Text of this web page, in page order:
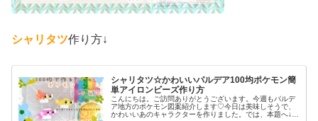
シャリタツ作り方↓
シャリタツ☆かわいいパルデア100均ポケモン簡
単アイロンビーズ作り方
こんにちは。ご訪問ありがとうございます。今週もパルデ
ア地方のポケモン図案紹介します♡今日は美味しそうで、
かわいいあのキャラクターを作りました。では、本題へ↓今